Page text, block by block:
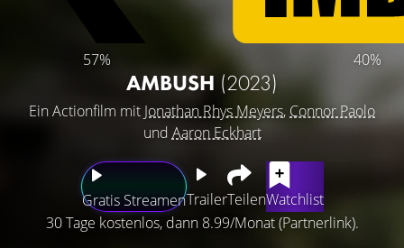
57% 40%
AMBUSH (2023)
Ein Actionfilm mit Jonathan Rhys Meyers, Connor Paolo
und Aaron Eckhart
Gratis StreamenTrailerTeilenWatchlist
30 Tage kostenlos, dann 8.99/Monat (Partnerlink).